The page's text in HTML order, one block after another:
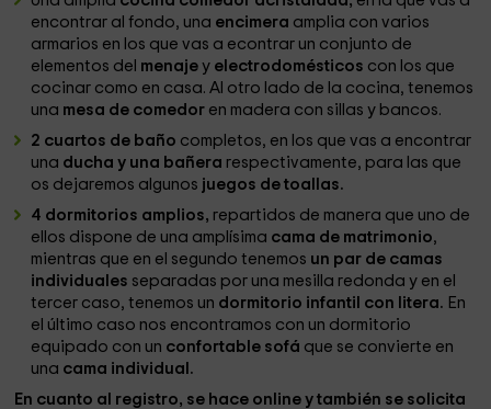
encontrar al fondo, una encimera amplia con varios
armarios en los que vas a econtrar un conjunto de
elementos del menajey electrodomésticos con los que
cocinar como en casa. Al otro lado de la cocina, tenemos
una mesa de comedor en madera con sillas y bancos.
2 cuartos de baño completos, en los que vas a encontrar
una ducha y una bañera respectivamente, para las que
os dejaremos algunos juegos de toallas.
4 dormitorios amplios, repartidos de manera que uno de
ellos dispone de una amplísima cama de matrimonio,
mientras que en el segundo tenemos un par de camas
individuales separadas por una mesilla redonda y en el
tercer caso, tenemos un dormitorio infantil con litera. En
el último caso nos encontramos con un dormitorio
equipado con un confortable sofá que se convierte en
una cama individual.
En cuanto al registro, se hace online y también se solicita